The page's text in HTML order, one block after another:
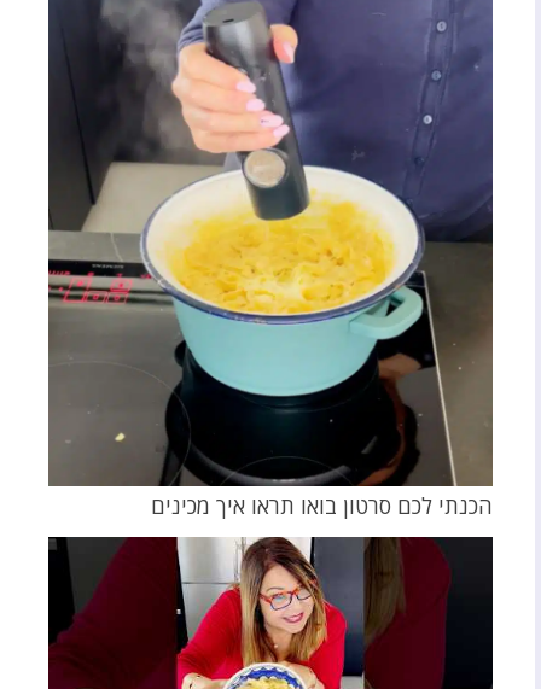
הכנתי לכם סרטון בואו תראו איך מכינים